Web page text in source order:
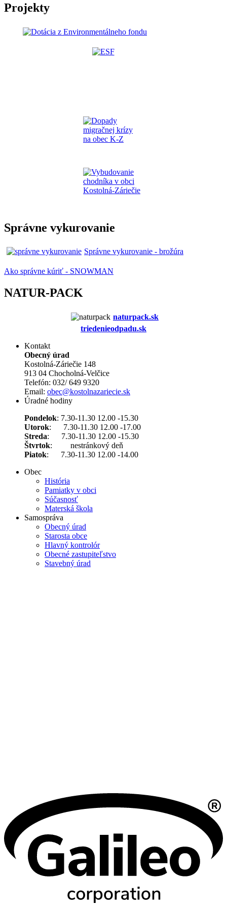
Projekty
Správne vykurovanie
Správne vykurovanie - brožúra
Ako správne kúriť - SNOWMAN
NATUR-PACK
naturpack.sk
triedenieodpadu.sk
Kontakt
Obecný úrad
Kostolná-Záriečie 148
913 04 Chocholná-Velčice
Telefón: 032/ 649 9320
Email: obec@kostolnazariecie.sk
Úradné hodiny
Pondelok: 7.30-11.30 12.00 -15.30
Utorok: 7.30-11.30 12.00 -17.00
Streda: 7.30-11.30 12.00 -15.30
Štvrtok: nestránkový deň
Piatok: 7.30-11.30 12.00 -14.00
Obec
História
Pamiatky v obci
Súčasnosť
Materská škola
Samospráva
Obecný úrad
Starosta obce
Hlavný kontrolór
Obecné zastupiteľstvo
Stavebný úrad